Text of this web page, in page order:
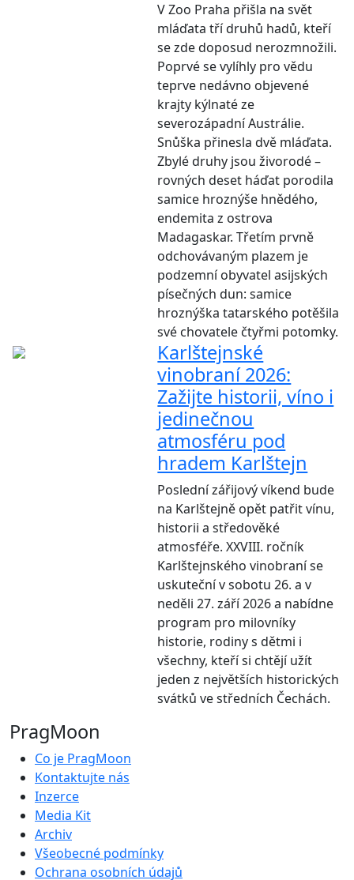
V Zoo Praha přišla na svět
mláďata tří druhů hadů, kteří
se zde doposud nerozmnožili.
Poprvé se vylíhly pro vědu
teprve nedávno objevené
krajty kýlnaté ze
severozápadní Austrálie.
Snůška přinesla dvě mláďata.
Zbylé druhy jsou živorodé –
rovných deset háďat porodila
samice hroznýše hnědého,
endemita z ostrova
Madagaskar. Třetím prvně
odchovávaným plazem je
podzemní obyvatel asijských
písečných dun: samice
hroznýška tatarského potěšila
své chovatele čtyřmi potomky.
Karlštejnské
vinobraní 2026:
Zažijte historii, víno i
jedinečnou
atmosféru pod
hradem Karlštejn
Poslední zářijový víkend bude
na Karlštejně opět patřit vínu,
historii a středověké
atmosféře. XXVIII. ročník
Karlštejnského vinobraní se
uskuteční v sobotu 26. a v
neděli 27. září 2026 a nabídne
program pro milovníky
historie, rodiny s dětmi i
všechny, kteří si chtějí užít
jeden z největších historických
svátků ve středních Čechách.
PragMoon
Co je PragMoon
Kontaktujte nás
Inzerce
Media Kit
Archiv
Všeobecné podmínky
Ochrana osobních údajů